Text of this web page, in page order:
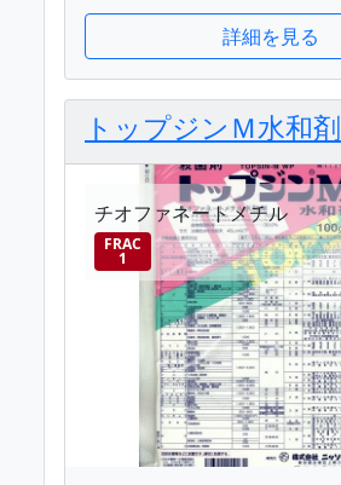
詳細を見る
トップジンＭ水和剤
チオファネートメチル
FRAC
1